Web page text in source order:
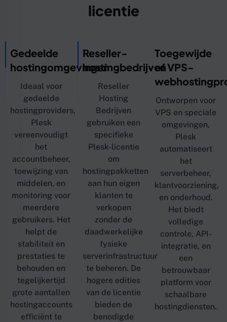
licentie
Gedeelde
hostingomgevingen
Ideaal voor
gedeelde
hostingproviders,
Plesk
vereenvoudigt
het
accountbeheer,
toewijzing van
middelen, en
monitoring voor
meerdere
gebruikers. Het
helpt de
stabiliteit en
prestaties te
behouden en
tegelijkertijd
grote aantallen
hostingaccounts
efficiënt te
Reseller-
hostingbedrijven
Reseller
Hosting
Bedrijven
gebruiken een
specifieke
Plesk-licentie
om
hostingpakketten
aan hun eigen
klanten te
verkopen
zonder de
daadwerkelijke
fysieke
serverinfrastructuur
te beheren. De
hogere edities
van de licentie
bieden de
benodigde
Toegewijde
of VPS-
Ontworpen voor
VPS en speciale
omgevingen,
Plesk
automatiseert
het
serverbeheer,
klantvoorziening,
en onderhoud.
Het biedt
volledige
controle, API-
integratie, en
een
betrouwbaar
platform voor
schaalbare
hostingdiensten.